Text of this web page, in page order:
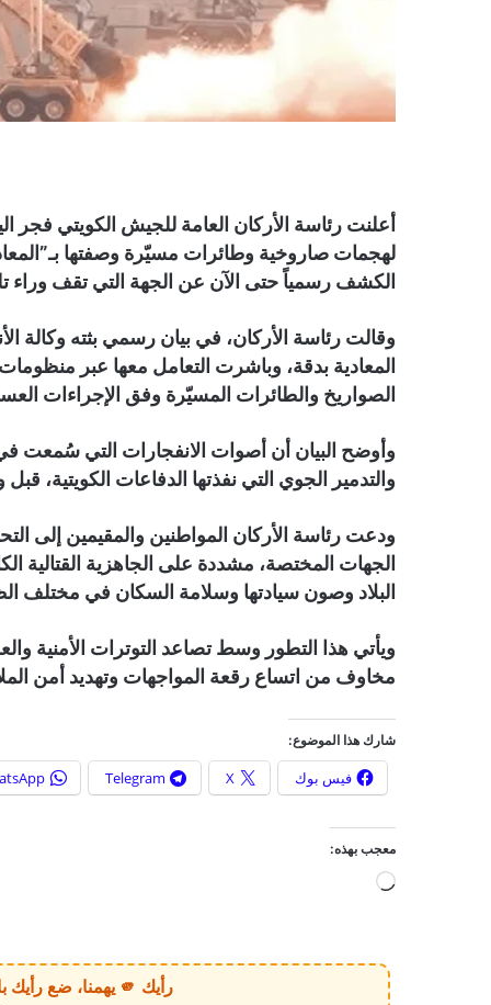
لهجمات صاروخية وطائرات مسيّرة وصفتها
الكشف رسمياً حتى الآن عن الجهة التي تقف وراء
وقالت رئاسة الأركان، في بيان رسمي بثته وكالة
المعادية بدقة، وباشرت التعامل معها عبر
الصواريخ والطائرات المسيّرة وفق الإجراءات
وأوضح البيان أن أصوات الانفجارات التي سُمعت
والتدمير الجوي التي نفذتها الدفاعات الكويتية،
ودعت رئاسة الأركان المواطنين والمقيمين إلى
الجهات المختصة، مشددة على الجاهزية القتالية
البلاد وصون سيادتها وسلامة السكان في مختلف
ويأتي هذا التطور وسط تصاعد التوترات الأمنية
مخاوف من اتساع رقعة المواجهات وتهديد أمن
شارك هذا الموضوع:
فيس بوك X
Telegram
معجب بهذه:
ي
رأيك 🫵 يهمنا، ضع رأيك بالخبر أو الموقع بكل وضوح وصراحة!